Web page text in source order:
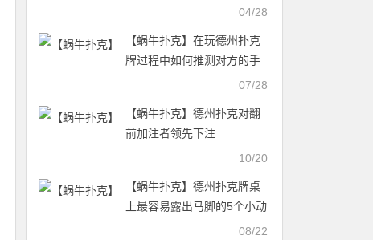
消失；真的很上头！Jamie
04/28
【蜗牛扑克】在玩德州扑克
牌过程中如何推测对方的手
07/28
【蜗牛扑克】德州扑克对翻
前加注者领先下注
10/20
【蜗牛扑克】德州扑克牌桌
上最容易露出马脚的5个小动
08/22